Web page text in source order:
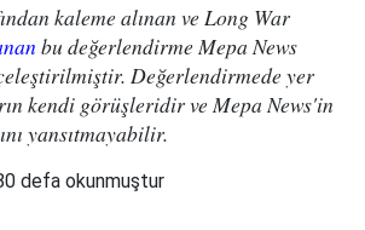
kaleme alınan ve Long War
bu değerlendirme Mepa News
Değerlendirmede yer
kendi görüşleridir ve Mepa News'in
yansıtmayabilir.
defa okunmuştur